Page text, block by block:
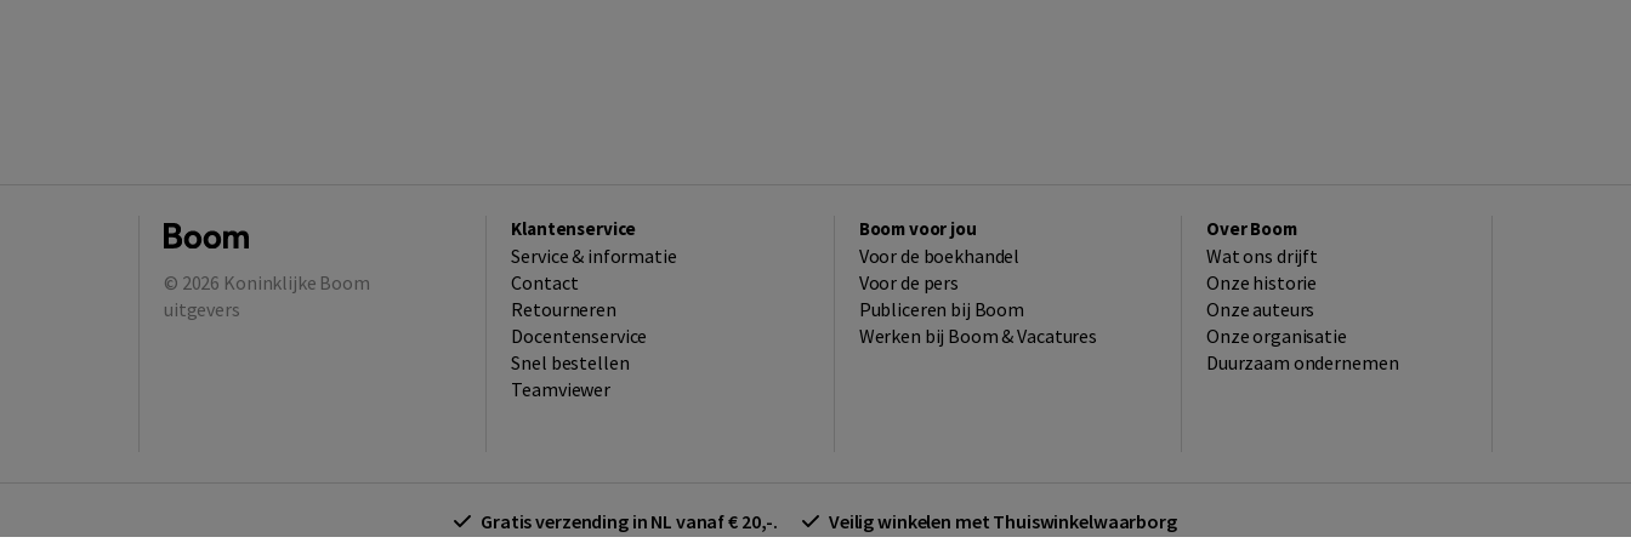
© 2026 Koninklijke Boom
uitgevers
Klantenservice
Service & informatie
Contact
Retourneren
Docentenservice
Snel bestellen
Teamviewer
Boom voor jou
Voor de boekhandel
Voor de pers
Publiceren bij Boom
Werken bij Boom & Vacatures
Over Boom
Wat ons drijft
Onze historie
Onze auteurs
Onze organisatie
Duurzaam ondernemen
Gratis verzending in NL vanaf € 20,-. Veilig winkelen met Thuiswinkelwaarborg